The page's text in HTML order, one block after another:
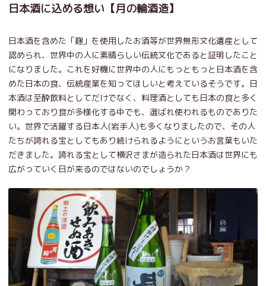
日本酒に込める想い【月の輪酒造】
日本酒を含めた「麹」を使用したお酒等が世界無形文化遺産として
認められ、世界中の人に素晴らしい伝統文化であると証明したこと
になりました。これを好機に世界中の人にもっともっと日本酒を含
めた日本の食、伝統産業を知ってほしいと考えているそうです。日
本酒は至酔飲料としてだけでなく、料理酒としても日本の食と多く
関わっており食が多様化する中でも、選ばれ使われるものでありた
い。世界で活躍する日本人(岩手人)も多くなりましたので、その人
たちが誇れる宝としてもあり続けられるようにというお言葉もいた
だきました。誇れる宝として横沢さまが造られた日本酒は世界にも
広がっていく日が来るのではないのでしょうか？